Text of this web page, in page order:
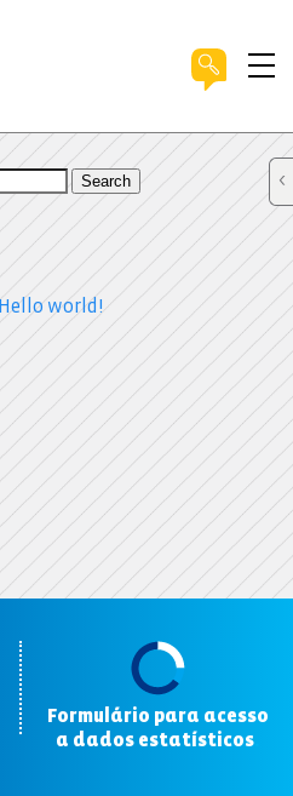
Search
Hello world!
Formulário para acesso
a dados estatísticos